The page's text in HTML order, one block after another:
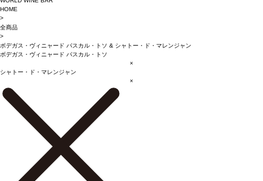
HOME
>
全商品
>
ボデガス・ヴィニャード パスカル・トソ & シャトー・ド・マレンジャン
ボデガス・ヴィニャード パスカル・トソ
×
シャトー・ド・マレンジャン
×